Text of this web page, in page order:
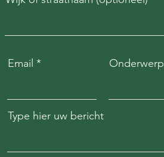
Email Onderwerp
Type hier uw bericht